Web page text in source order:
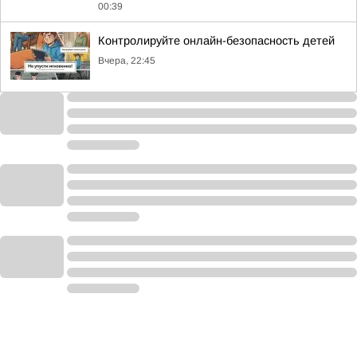
00:39
Контролируйте онлайн-безопасность детей
Вчера, 22:45